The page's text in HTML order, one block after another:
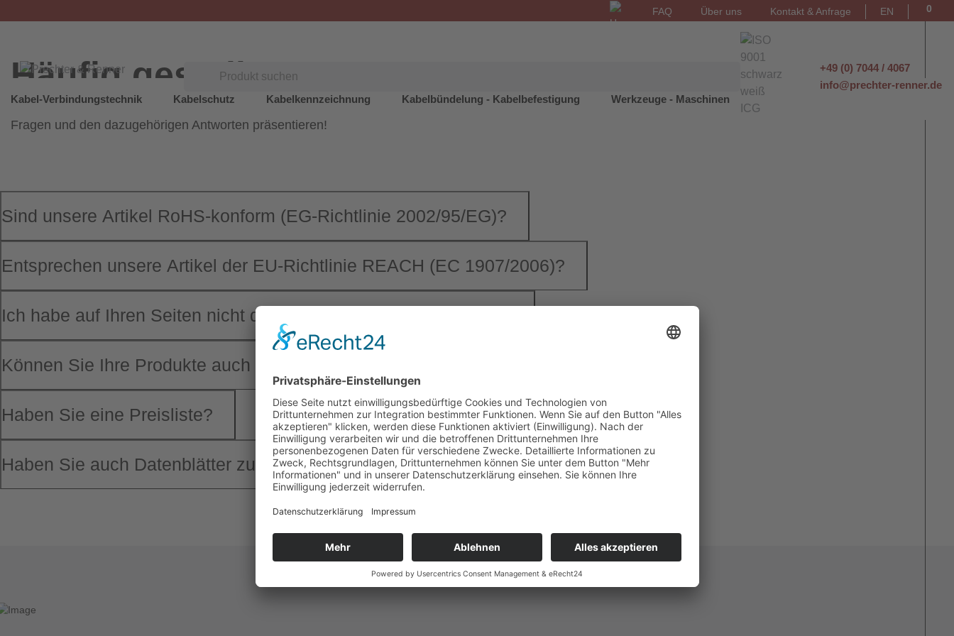
FAQ Über uns Kontakt & Anfrage EN 0
Suchen
+49 (0) 7044 / 4067
info@prechter-renner.de
Kabel-Verbindungstechnik
Kabelschutz Kabelkennzeichnung Kabelbündelung - Kabelbefestigung Werkzeuge - Maschinen
Häufig gestellte Fragen
Auf dieser Seite wollen wir Ihnen eine Zusammenstellung von häufig gestellten
Fragen und den dazugehörigen Antworten präsentieren!
Sind unsere Artikel RoHS-konform (EG-Richtlinie 2002/95/EG)?
Entsprechen unsere Artikel der EU-Richtlinie REACH (EC 1907/2006)?
Ich habe auf Ihren Seiten nicht den passenden Artikel gefunden.
Können Sie Ihre Produkte auch in anderen Materialien anbieten und liefern?
Haben Sie eine Preisliste?
Haben Sie auch Datenblätter zu Ihren Artikeln?